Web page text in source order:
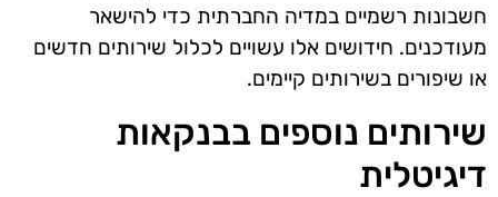
חשבונות רשמיים במדיה החברתית כדי להישאר
מעודכנים. חידושים אלו עשויים לכלול שירותים חדשים
או שיפורים בשירותים קיימים.
שירותים נוספים בבנקאות
דיגיטלית